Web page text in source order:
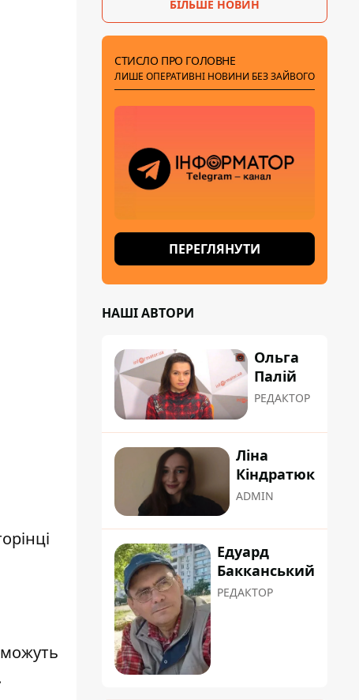
БІЛЬШЕ НОВИН
СТИСЛО ПРО ГОЛОВНЕ
ЛИШЕ ОПЕРАТИВНІ НОВИНИ БЕЗ ЗАЙВОГО
ПЕРЕГЛЯНУТИ
НАШІ АВТОРИ
Ольга
Палій
РЕДАКТОР
Ліна
Кіндратюк
ADMIN
Едуард
Бакканський
РЕДАКТОР